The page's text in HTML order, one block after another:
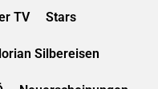
TV Stars
Silbereisen